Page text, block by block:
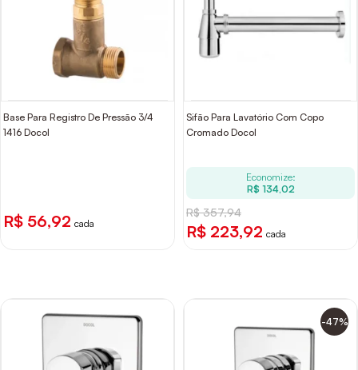
Base Para Registro De Pressão 3/4
1416 Docol
R$ 56,92 cada
Sifão Para Lavatório Com Copo
Cromado Docol
Economize:
R$ 134,02
R$ 357,94
R$ 223,92 cada
-47%